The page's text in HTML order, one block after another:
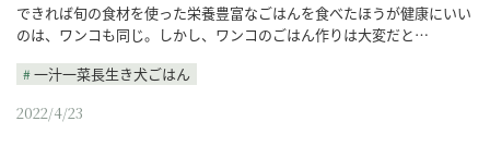
できれば旬の食材を使った栄養豊富なごはんを食べたほうが健康にいい
のは、ワンコも同じ。しかし、ワンコのごはん作りは大変だと…
一汁一菜長生き犬ごはん
2022/4/23